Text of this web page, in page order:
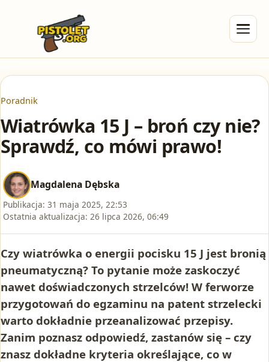
Poradnik
Wiatrówka 15 J – broń czy nie?
Sprawdź, co mówi prawo!
Magdalena Dębska
Publikacja: 31 maja 2025, 22:53
Ostatnia aktualizacja: 26 lipca 2026, 06:49
Czy wiatrówka o energii pocisku 15 J jest bronią
pneumatyczną? To pytanie może zaskoczyć
nawet doświadczonych strzelców! W ferworze
przygotowań do egzaminu na patent strzelecki
warto dokładnie przeanalizować przepisy.
Zanim poznasz odpowiedź, zastanów się – czy
znasz dokładne kryteria określające, co w